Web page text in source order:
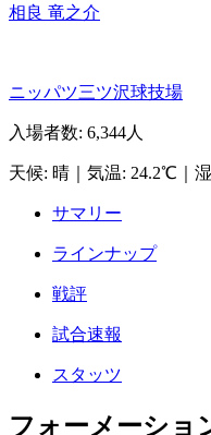
相良 竜之介
ニッパツ三ツ沢球技場
入場者数: 6,344人
天候: 晴 気温: 24.2℃
サマリー
ラインナップ
戦評
試合速報
スタッツ
フォーメーショ